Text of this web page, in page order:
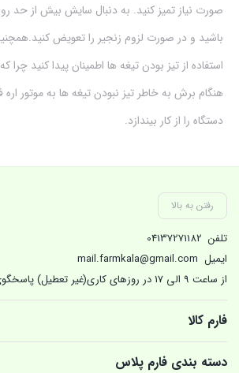
صورت نیاز تمیز کنید. به دنبال سایش بیش از حد
باشید و در صورت لزوم زنجیر را تعویض
استفاده از تیز بودن تیغه ها اطمینان پیدا کنید چرا
هنگام برش به خاطر تیز نبودن تیغه ها به موتور اره
دستگاه را از کار بیندازد.
رفتن به بالا
تلفن 04137271182
ایمیل mail.farmkala@gmail.com
از ساعت 9 الی 17 در روزهای کاری(غیر تعطیل) پاسخگوی شماییم.
فارم کالا
دسته بندی فارم پلاس